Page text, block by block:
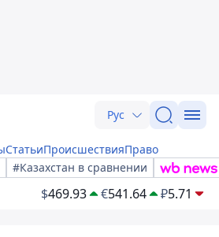
Рус
СтатьиПроисшествияПраво
#Казахстан в сравнении
$469.93 €541.64 ₽5.71